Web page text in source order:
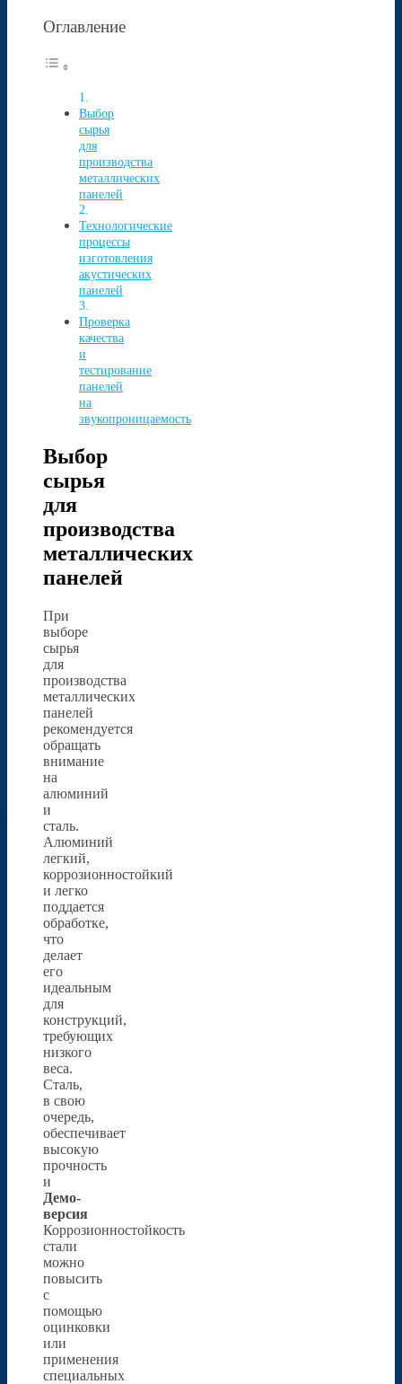
Оглавление
Выбор
сырья
для
производства
металлических
панелей
Технологические
процессы
изготовления
акустических
панелей
Проверка
качества
и
тестирование
панелей
на
звукопроницаемость
Выбор
сырья
для
производства
металлических
панелей
При
выборе
сырья
для
производства
металлических
панелей
рекомендуется
обращать
внимание
на
алюминий
и
сталь.
Алюминий
легкий,
коррозионностойкий
и легко
поддается
обработке,
что
делает
его
идеальным
для
конструкций,
требующих
низкого
веса.
Сталь,
в свою
очередь,
обеспечивает
высокую
прочность
и
Демо-
версия
Коррозионностойкость
стали
можно
повысить
с
помощью
оцинковки
или
применения
специальных